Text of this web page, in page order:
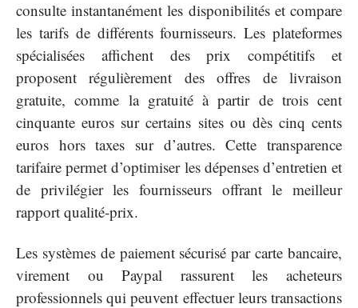
consulte instantanément les disponibilités et compare
les tarifs de différents fournisseurs. Les plateformes
spécialisées affichent des prix compétitifs et
proposent régulièrement des offres de livraison
gratuite, comme la gratuité à partir de trois cent
cinquante euros sur certains sites ou dès cinq cents
euros hors taxes sur d’autres. Cette transparence
tarifaire permet d’optimiser les dépenses d’entretien et
de privilégier les fournisseurs offrant le meilleur
rapport qualité-prix.
Les systèmes de paiement sécurisé par carte bancaire,
virement ou Paypal rassurent les acheteurs
professionnels qui peuvent effectuer leurs transactions